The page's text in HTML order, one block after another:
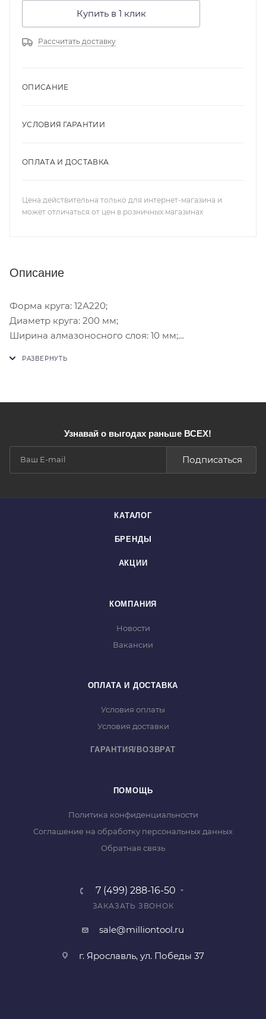
Купить в 1 клик
Рассчитать доставку
ОПИСАНИЕ
УСЛОВИЯ ГАРАНТИИ
ОПЛАТА И ДОСТАВКА
Цена действительна только для интернет-магазина и
может отличаться от цен в розничных магазинах
Описание
Форма круга: 12А220;
Диаметр круга: 200 мм;
Ширина алмазоносного слоя: 10 мм;
Узнавай о выгодах раньше ВСЕХ!
Подписаться
КАТАЛОГ
БРЕНДЫ
АКЦИИ
КОМПАНИЯ
Новости
Вакансии
ОПЛАТА И ДОСТАВКА
Условия оплаты
Условия доставки
ГАРАНТИЯ/ВОЗВРАТ
ПОМОЩЬ
Политика конфиденциальности
Соглашение на обработку персональных данных
Обратная связь
7 (499) 288-16-50
ЗАКАЗАТЬ ЗВОНОК
sale@milliontool.ru
г. Ярославль, ул. Победы 37